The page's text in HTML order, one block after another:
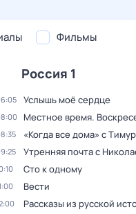
Фильмы
Россия 1
Услышь моё сердце
Местное время.
«Когда все дома» с
Утренняя почта с
Сто к одному
Вести
Рассказы из русской